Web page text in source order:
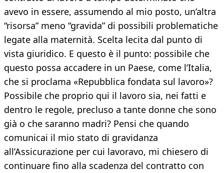
avevo in essere, assumendo al mio posto, un’altra
“risorsa” meno “gravida” di possibili problematiche
legate alla maternità. Scelta lecita dal punto di
vista giuridico. E questo è il punto: possibile che
questo possa accadere in un Paese, come l’Italia,
che si proclama «Repubblica fondata sul lavoro»?
Possibile che proprio qui il lavoro sia, nei fatti e
dentro le regole, precluso a tante donne che sono
già o che saranno madri? Pensi che quando
comunicai il mio stato di gravidanza
all’Assicurazione per cui lavoravo, mi chiesero di
continuare fino alla scadenza del contratto con